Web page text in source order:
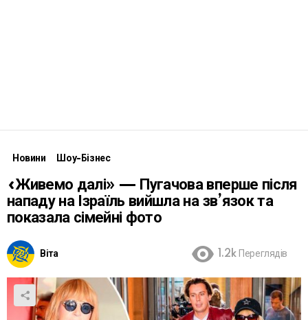
Новини Шоу-Бізнес
«Живемо далі» — Пугачова вперше після
нападу на Ізраїль вийшла на зв’язок та
показала сімейні фото
Віта 1.2k Переглядів